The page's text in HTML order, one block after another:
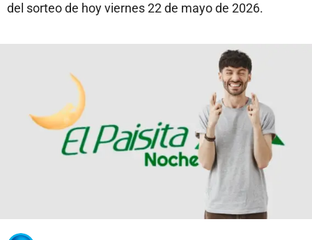
del sorteo de hoy viernes 22 de mayo de 2026.